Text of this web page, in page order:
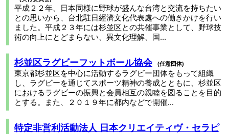
平成２２年、日本同様に野球が盛んな台湾と交流を持ちたい
との思いから、台北駐日經濟文化代表處への働きかけを行い
ました。平成２３年には杉並区との共催事業として、野球技
術の向上にとどまらない、異文化理解、国...
杉並区ラグビーフットボール協会 任意団体
東京都杉並区を中心に活動するラグビー団体をもって組織
し、ラグビーを通じてスポーツ精神の養成とともに、杉並区
におけるラグビーの振興と会員相互の親睦を図ることを目的
とする。また、２０１９年に都内などで開催...
特定非営利活動法人 日本クリエイティヴ・セラピ